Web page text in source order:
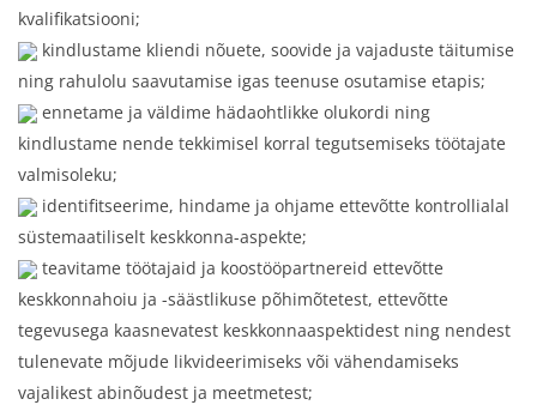
kvalifikatsiooni;
kindlustame kliendi nõuete, soovide ja vajaduste täitumise
ning rahulolu saavutamise igas teenuse osutamise etapis;
ennetame ja väldime hädaohtlikke olukordi ning
kindlustame nende tekkimisel korral tegutsemiseks töötajate
valmisoleku;
identifitseerime, hindame ja ohjame ettevõtte kontrollialal
süstemaatiliselt keskkonna-aspekte;
teavitame töötajaid ja koostööpartnereid ettevõtte
keskkonnahoiu ja -säästlikuse põhimõtetest, ettevõtte
tegevusega kaasnevatest keskkonnaaspektidest ning nendest
tulenevate mõjude likvideerimiseks või vähendamiseks
vajalikest abinõudest ja meetmetest;